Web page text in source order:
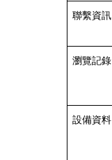
聯繫資訊
瀏覽記錄
設備資料